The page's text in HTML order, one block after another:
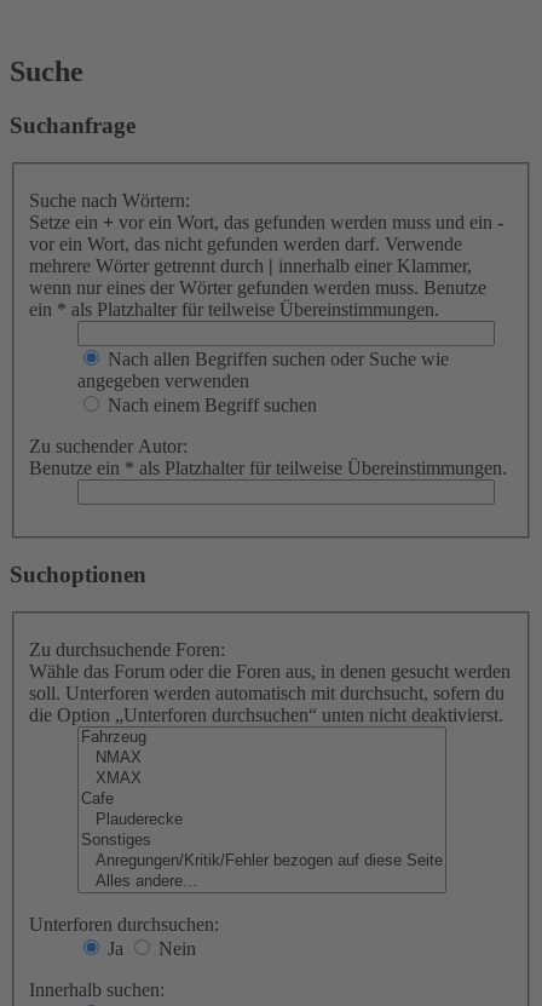
Suche
Suchanfrage
Suche nach Wörtern:
Setze ein + vor ein Wort, das gefunden werden muss und ein -
vor ein Wort, das nicht gefunden werden darf. Verwende
mehrere Wörter getrennt durch | innerhalb einer Klammer,
wenn nur eines der Wörter gefunden werden muss. Benutze
ein * als Platzhalter für teilweise Übereinstimmungen.
Nach allen Begriffen suchen oder Suche wie
angegeben verwenden
Nach einem Begriff suchen
Zu suchender Autor:
Benutze ein * als Platzhalter für teilweise Übereinstimmungen.
Suchoptionen
Zu durchsuchende Foren:
Wähle das Forum oder die Foren aus, in denen gesucht werden
soll. Unterforen werden automatisch mit durchsucht, sofern du
die Option „Unterforen durchsuchen“ unten nicht deaktivierst.
Unterforen durchsuchen:
Ja
Nein
Innerhalb suchen: